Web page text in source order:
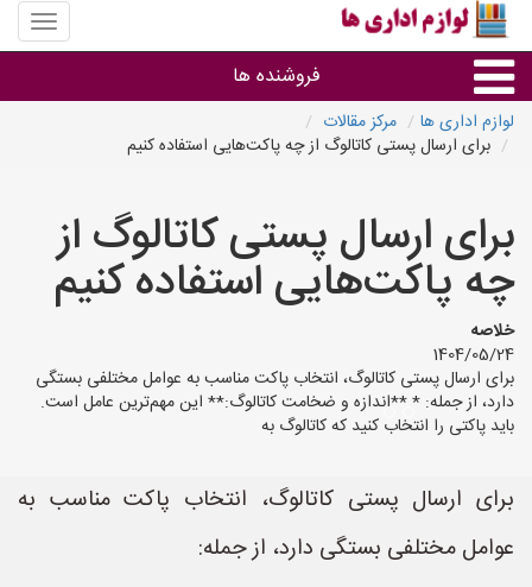
منوی
سایت
اداری
فروشنده ها
گروه ها
استان ها
لوازم اداری ها
مرکز مقالات
برای ارسال پستی کاتالوگ از چه پاکت‌هایی استفاده کنیم
برای ارسال پستی کاتالوگ از
چه پاکت‌هایی استفاده کنیم
خلاصه
1404/05/24
برای ارسال پستی کاتالوگ، انتخاب پاکت مناسب به عوامل مختلفی بستگی
دارد، از جمله: * **اندازه و ضخامت کاتالوگ:** این مهم‌ترین عامل است.
باید پاکتی را انتخاب کنید که کاتالوگ به
برای ارسال پستی کاتالوگ، انتخاب پاکت مناسب به
عوامل مختلفی بستگی دارد، از جمله: